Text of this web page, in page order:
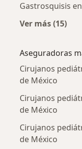
Gastrosquisis
Ver más (15)
Aseguradoras
Cirujanos
de México
Cirujanos
de México
Cirujanos
de México